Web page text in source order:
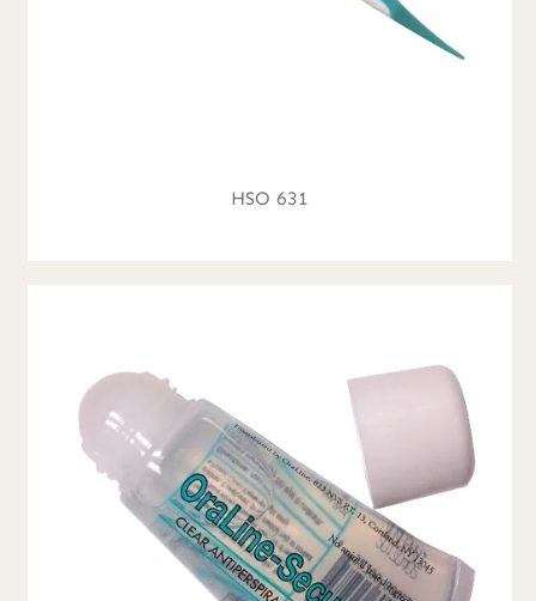
HSO 631